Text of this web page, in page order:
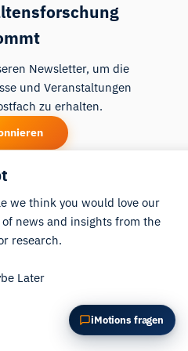
Newsletter, um die
und Veranstaltungen
zu erhalten.
iMotions fragen
Warum ist das wichtig?
we think you would love our
news and insights from the
research.
Later